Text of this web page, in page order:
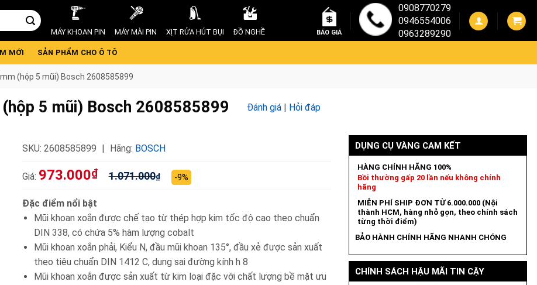
MÁY KHOAN PIN MÁY MÀI PIN XỊT RỬA HÚT BỤI ĐỒ NGHỀ BÁO GIÁ
0908770279
0946554006
0963289290
MỚI SẢN PHẨM CHO Ô TÔ
(hộp 5 mũi) Bosch 2608585899
5 mũi) Bosch 2608585899 Đánh giá | Hỏi đáp
SKU: 2608585899 Hãng: BOSCH
Giá: 973.000₫ 1.071.000₫ -9%
Đặc điểm nổi bật
Mũi khoan xoắn được chế tạo từ thép hợp kim tốc độ cao theo chuẩn
DIN 338, có chứa 5% hàm lượng cobalt
Mũi khoan xoắn phải, Kiểu N, đầu mũi khoan 135°, đầu xẻ được sản xuất
theo tiêu chuẩn DIN 1412 C, dung sai đường kính h 8
Mũi khoan xoắn được sản xuất từ kim loại đặc với chất lượng bề mặt ưu
DỤNG CỤ VÀNG CAM KẾT
HÀNG CHÍNH HÃNG 100%
Bồi thường gấp 20 lần nếu không chính
hãng
MIỄN PHÍ SHIP ĐƠN TỪ 6.000.000 (Nội
thành HCM, hàng nhỏ gọn, theo chính sách
từng thời điểm)
BẢO HÀNH CHÍNH HÃNG NHANH CHÓNG
CHÍNH SÁCH HẬU MÃI TIN CẬY